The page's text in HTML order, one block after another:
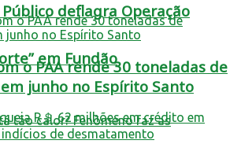
deflagra Operação
em Fundão
o PAA rende 30 toneladas de
junho no Espírito Santo